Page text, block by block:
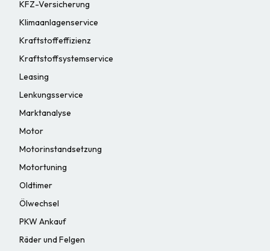
KFZ-Versicherung
Klimaanlagenservice
Kraftstoffeffizienz
Kraftstoffsystemservice
Leasing
Lenkungsservice
Marktanalyse
Motor
Motorinstandsetzung
Motortuning
Oldtimer
Ölwechsel
PKW Ankauf
Räder und Felgen